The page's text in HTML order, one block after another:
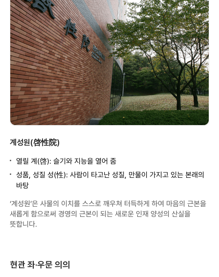
계성원(啓性院)
열릴 계(啓): 슬기와 지능을 열어 줌
성품, 성질 성(性): 사람이 타고난 성질, 만물이 가지고 있는 본래의
바탕
‘계성원’은 사물의 이치를 스스로 깨우쳐 터득하게 하여 마음의 근본을
새롭게 함으로써 경영의 근본이 되는 새로운 인재 양성의 산실을
뜻합니다.
현관 좌·우문 의의